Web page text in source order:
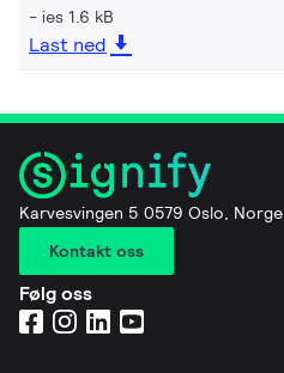
ies 1.6 kB
Last ned
Karvesvingen 5 0579 Oslo, Norge
Kontakt oss
Følg oss